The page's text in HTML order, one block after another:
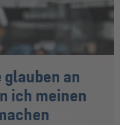
an
ich meinen